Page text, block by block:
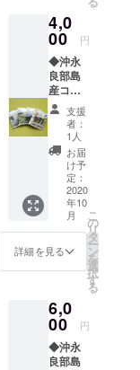
シの実
から、
お好き
な色を1
色お選
びいた
だけま
す。 オ
リジナ
ルぬり
えポス
トカー
ドは、
島内の
「障が
い者就
労支援
れてい
る手す
き和紙
ででき
ていま
4,0
00 円
◆沖永
良部島
産コー
ヒー
ドリッ
プパッ
ク 4杯
分◆
「ノア
コー
ヒー」
さんの
自社農
園で採
れた
コー
を自家
焙煎・
ブレン
ドし
た、ス
支援
者：
1人
お届
け予
定：
2020
年10
月
詳細を見る
こ
の
リ
タ
ー
ン
を
選
択
す
る
6,0
00 円
◆沖永
良部島